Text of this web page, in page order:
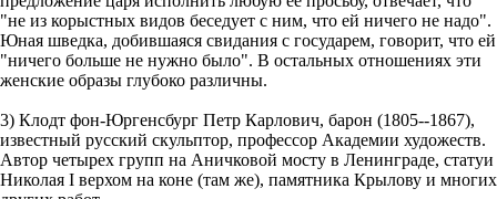
"не из корыстных видов беседует с ним, что ей ничего не надо".
Юная шведка, добившаяся свидания с государем, говорит, что ей
"ничего больше не нужно было". В остальных отношениях эти
женские образы глубоко различны.
3) Клодт фон-Юргенсбург Петр Карлович, барон (1805--1867),
известный русский скульптор, профессор Академии художеств.
Автор четырех групп на Аничковой мосту в Ленинграде, статуи
Николая I верхом на коне (там же), памятника Крылову и многих